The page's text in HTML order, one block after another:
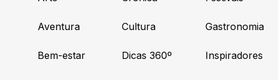
Aventura
Bem-estar
Cultura
Dicas 360º
Gastronomia
Inspiradores